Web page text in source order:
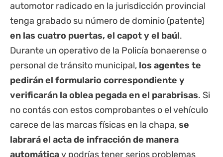
automotor radicado en la jurisdicción provincial
tenga grabado su número de dominio (patente)
en las cuatro puertas, el capot y el baúl.
Durante un operativo de la Policía bonaerense o
personal de tránsito municipal, los agentes te
pedirán el formulario correspondiente y
verificarán la oblea pegada en el parabrisas. Si
no contás con estos comprobantes o el vehículo
carece de las marcas físicas en la chapa,se
labrará el acta de infracción de manera
automáticay podrías tener serios problemas